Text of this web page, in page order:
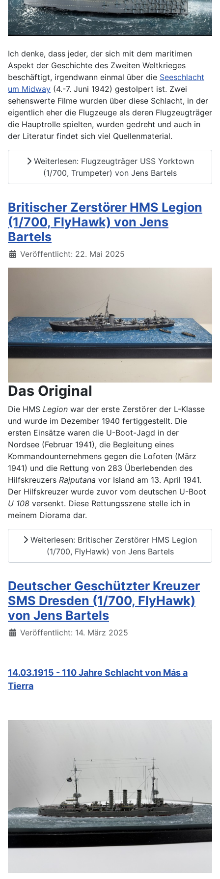
Ich denke, dass jeder, der sich mit dem maritimen
Aspekt der Geschichte des Zweiten Weltkrieges
beschäftigt, irgendwann einmal über die Seeschlacht
um Midway (4.-7. Juni 1942) gestolpert ist. Zwei
sehenswerte Filme wurden über diese Schlacht, in der
eigentlich eher die Flugzeuge als deren Flugzeugträger
die Hauptrolle spielten, wurden gedreht und auch in
der Literatur findet sich viel Quellenmaterial.
Weiterlesen: Flugzeugträger USS Yorktown
(1/700, Trumpeter) von Jens Bartels
Britischer Zerstörer HMS Legion
(1/700, FlyHawk) von Jens
Bartels
Details
Veröffentlicht: 22. Mai 2025
Das Original
Die HMS Legion war der erste Zerstörer der L-Klasse
und wurde im Dezember 1940 fertiggestellt. Die
ersten Einsätze waren die U-Boot-Jagd in der
Nordsee (Februar 1941), die Begleitung eines
Kommandounternehmens gegen die Lofoten (März
1941) und die Rettung von 283 Überlebenden des
Hilfskreuzers Rajputana vor Island am 13. April 1941.
Der Hilfskreuzer wurde zuvor vom deutschen U-Boot
U 108 versenkt. Diese Rettungsszene stelle ich in
meinem Diorama dar.
Weiterlesen: Britischer Zerstörer HMS Legion
(1/700, FlyHawk) von Jens Bartels
Deutscher Geschützter Kreuzer
SMS Dresden (1/700, FlyHawk)
von Jens Bartels
Details
Veröffentlicht: 14. März 2025
14.03.1915 - 110 Jahre Schlacht von Más a
Tierra